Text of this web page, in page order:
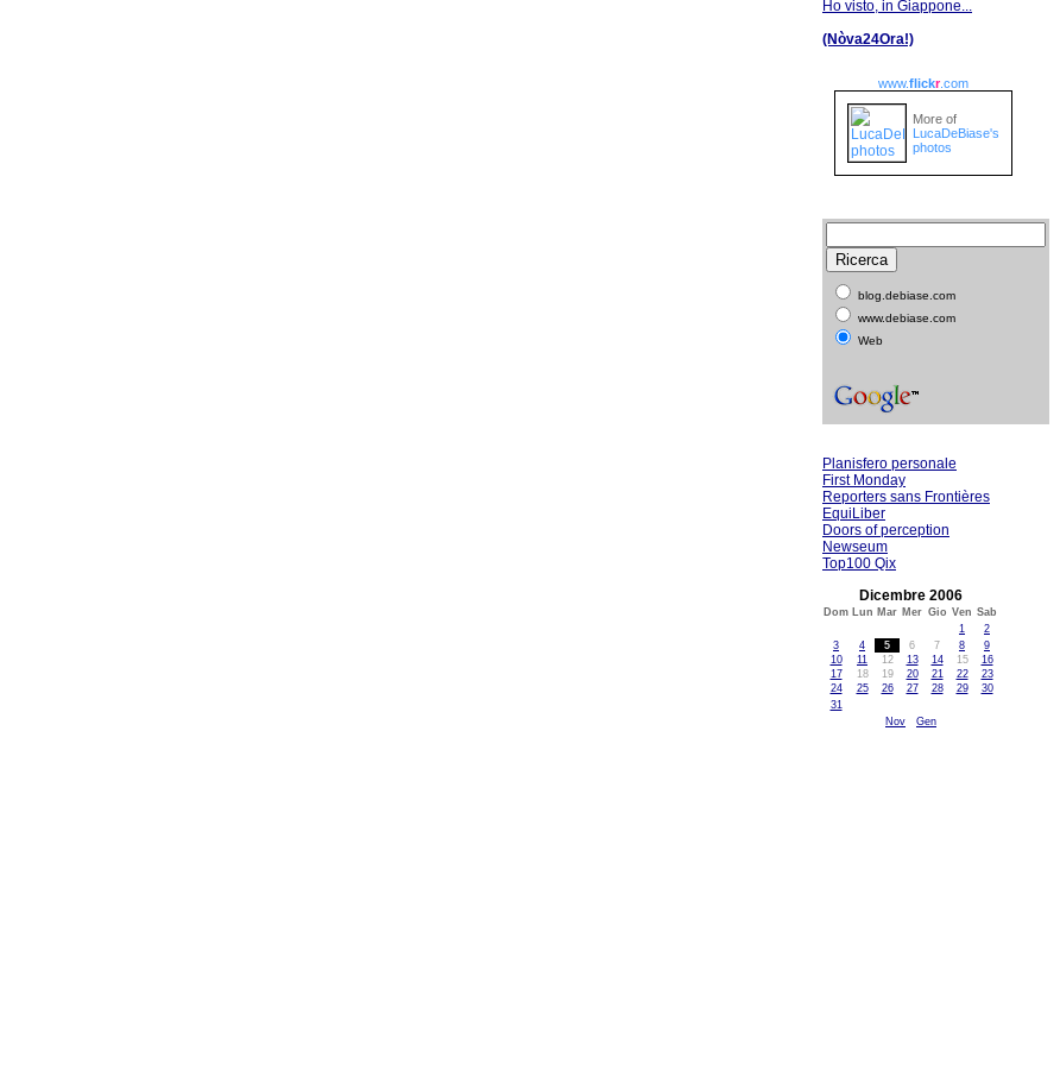
Ho visto, in Giappone...
(Nòva24Ora!)
www.flickr.com
More of
LucaDeBiase's
photos
blog.debiase.com
www.debiase.com
Web
Planisfero personale
First Monday
Reporters sans Frontières
EquiLiber
Doors of perception
Newseum
Top100 Qix
Dicembre 2006
Dom Lun Mar Mer Gio Ven Sab
1
2
3
4 5 6 7 8
9
10
11 12 13 14 15
16
17
18 19 20 21 22
23
24
25 26 27 28 29
30
31
Nov
Gen